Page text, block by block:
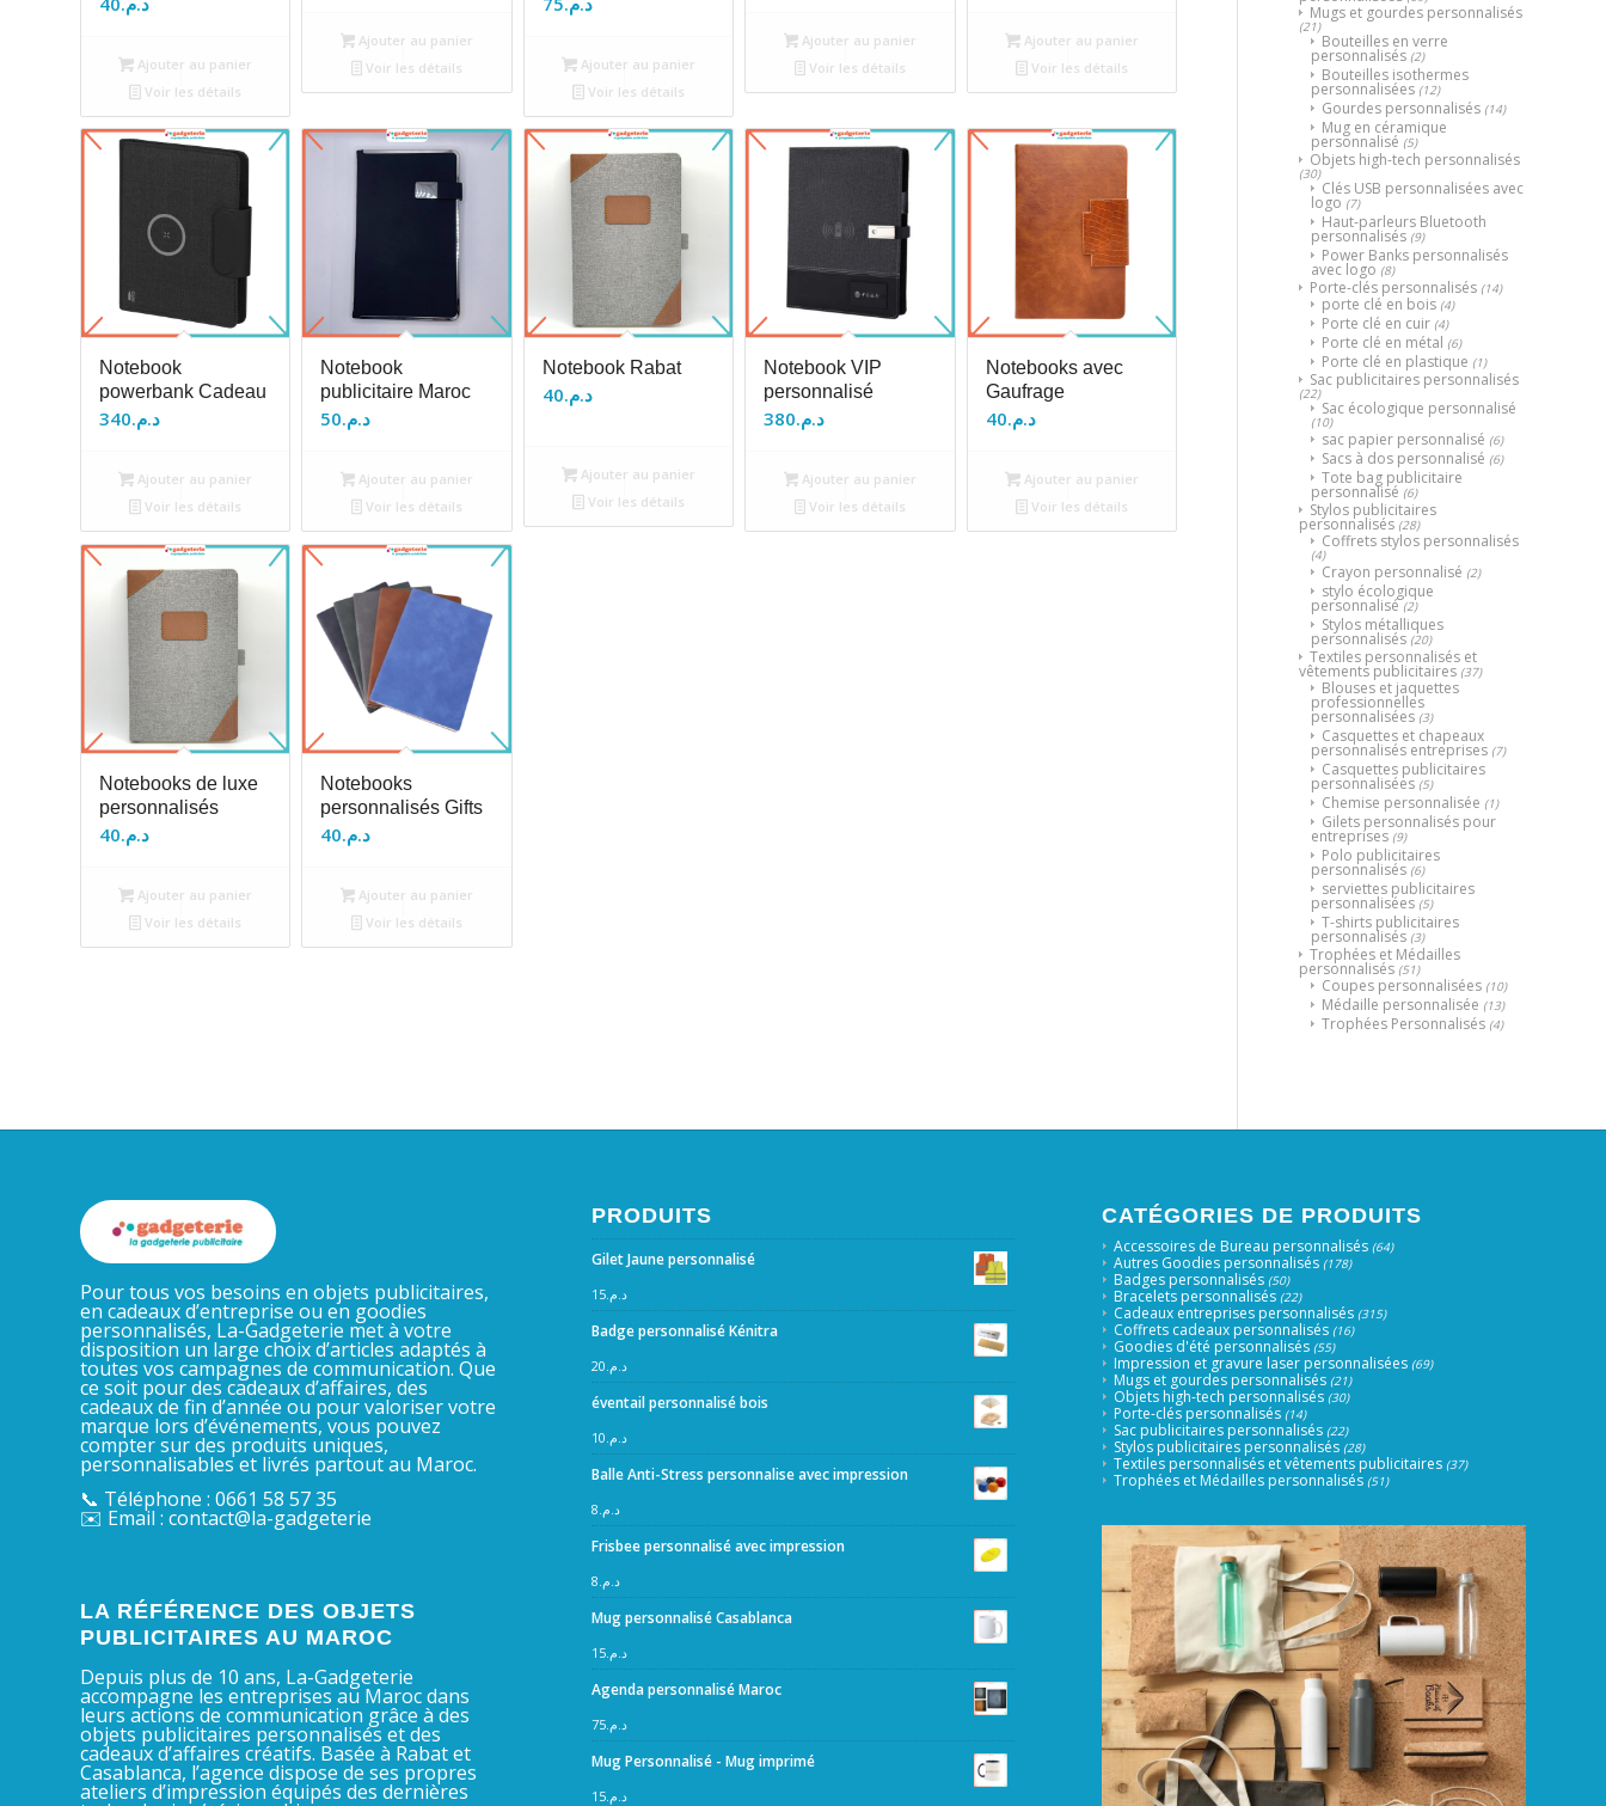
Ajouter au panier
Voir les détails
Ajouter au panier
Voir les détails
Ajouter au panier
Voir les détails
Ajouter au panier
Voir les détails
Ajouter au panier
Voir les détails
Notebook
powerbank Cadeau
د.م.340
Ajouter au panier
Voir les détails
Notebook
publicitaire Maroc
د.م.50
Ajouter au panier
Voir les détails
Notebook Rabat
د.م.40
Ajouter au panier
Voir les détails
Notebook VIP
personnalisé
د.م.380
Ajouter au panier
Voir les détails
Notebooks avec
Gaufrage
د.م.40
Ajouter au panier
Voir les détails
Notebooks de luxe
personnalisés
د.م.40
Ajouter au panier
Voir les détails
Notebooks
personnalisés Gifts
د.م.40
Ajouter au panier
Voir les détails
Mugs et gourdes personnalisés
(21)
Bouteilles en verre
personnalisés (2)
Bouteilles isothermes
personnalisées (12)
Gourdes personnalisés (14)
Mug en céramique
personnalisé (5)
Objets high-tech personnalisés
(30)
Clés USB personnalisées avec
logo (7)
Haut-parleurs Bluetooth
personnalisés (9)
Power Banks personnalisés
avec logo (8)
Porte-clés personnalisés (14)
porte clé en bois (4)
Porte clé en cuir (4)
Porte clé en métal (6)
Porte clé en plastique (1)
Sac publicitaires personnalisés
(22)
Sac écologique personnalisé
(10)
sac papier personnalisé (6)
Sacs à dos personnalisé (6)
Tote bag publicitaire
personnalisé (6)
Stylos publicitaires
personnalisés (28)
Coffrets stylos personnalisés
(4)
Crayon personnalisé (2)
stylo écologique
personnalisé (2)
Stylos métalliques
personnalisés (20)
Textiles personnalisés et
vêtements publicitaires (37)
Blouses et jaquettes
professionnelles
personnalisées (3)
Casquettes et chapeaux
personnalisés entreprises (7)
Casquettes publicitaires
personnalisées (5)
Chemise personnalisée (1)
Gilets personnalisés pour
entreprises (9)
Polo publicitaires
personnalisés (6)
serviettes publicitaires
personnalisées (5)
T-shirts publicitaires
personnalisés (3)
Trophées et Médailles
personnalisés (51)
Coupes personnalisées (10)
Médaille personnalisée (13)
Trophées Personnalisés (4)
Pour tous vos besoins en objets publicitaires,
en cadeaux d’entreprise ou en goodies
personnalisés, La-Gadgeterie met à votre
disposition un large choix d’articles adaptés à
toutes vos campagnes de communication. Que
ce soit pour des cadeaux d’affaires, des
cadeaux de fin d’année ou pour valoriser votre
marque lors d’événements, vous pouvez
compter sur des produits uniques,
personnalisables et livrés partout au Maroc.
📞 Téléphone : 0661 58 57 35
✉️ Email : contact@la-gadgeterie
LA RÉFÉRENCE DES OBJETS
PUBLICITAIRES AU MAROC
Depuis plus de 10 ans, La-Gadgeterie
accompagne les entreprises au Maroc dans
leurs actions de communication grâce à des
objets publicitaires personnalisés et des
cadeaux d’affaires créatifs. Basée à Rabat et
Casablanca, l’agence dispose de ses propres
ateliers d’impression équipés des dernières
PRODUITS
Gilet Jaune personnalisé
د.م.15
Badge personnalisé Kénitra
د.م. 20
éventail personnalisé bois
د.م. 10
Balle Anti-Stress personnalise avec impression
د.م. 8
Frisbee personnalisé avec impression
د.م. 8
Mug personnalisé Casablanca
د.م.15
Agenda personnalisé Maroc
د.م.75
Mug Personnalisé - Mug imprimé
د.م.15
CATÉGORIES DE PRODUITS
Accessoires de Bureau personnalisés (64)
Autres Goodies personnalisés (178)
Badges personnalisés (50)
Bracelets personnalisés (22)
Cadeaux entreprises personnalisés (315)
Coffrets cadeaux personnalisés (16)
Goodies d'été personnalisés (55)
Impression et gravure laser personnalisées (69)
Mugs et gourdes personnalisés (21)
Objets high-tech personnalisés (30)
Porte-clés personnalisés (14)
Sac publicitaires personnalisés (22)
Stylos publicitaires personnalisés (28)
Textiles personnalisés et vêtements publicitaires (37)
Trophées et Médailles personnalisés (51)